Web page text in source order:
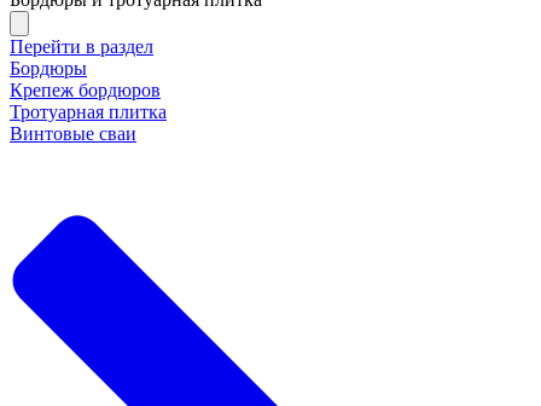
Перейти в раздел
Бордюры
Крепеж бордюров
Тротуарная плитка
Винтовые сваи